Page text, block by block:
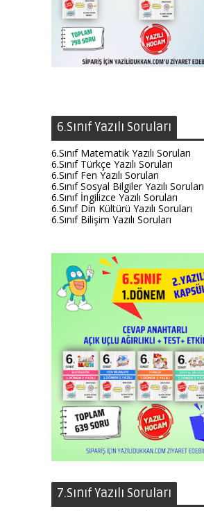
6.Sınıf Yazılı Soruları
6.Sınıf Matematik Yazılı Soruları
6.Sınıf Türkçe Yazılı Soruları
6.Sınıf Fen Yazılı Soruları
6.Sınıf Sosyal Bilgiler Yazılı Soruları
6.Sınıf İngilizce Yazılı Soruları
6.Sınıf Din Kültürü Yazılı Soruları
6.Sınıf Bilişim Yazılı Soruları
7.Sınıf Yazılı Soruları